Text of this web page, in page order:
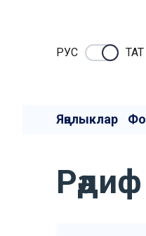
РУC ТАТ
Яңалыклар